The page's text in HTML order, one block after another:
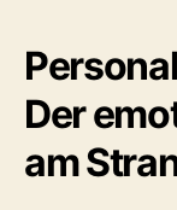
Der
am